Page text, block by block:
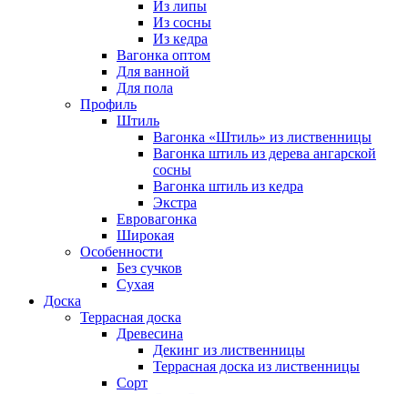
Из липы
Из сосны
Из кедра
Вагонка оптом
Для ванной
Для пола
Профиль
Штиль
Вагонка «Штиль» из лиственницы
Вагонка штиль из дерева ангарской
сосны
Вагонка штиль из кедра
Экстра
Евровагонка
Широкая
Особенности
Без сучков
Сухая
Доска
Террасная доска
Древесина
Декинг из лиственницы
Террасная доска из лиственницы
Сорт